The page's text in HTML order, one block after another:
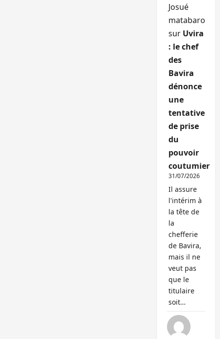
Josué
matabaro
sur Uvira
: le chef
des
Bavira
dénonce
une
tentative
de prise
du
pouvoir
coutumier
31/07/2026
Il assure
l'intérim à
la tête de
la
chefferie
de Bavira,
mais il ne
veut pas
que le
titulaire
soit…